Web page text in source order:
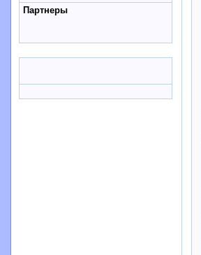
Партнеры